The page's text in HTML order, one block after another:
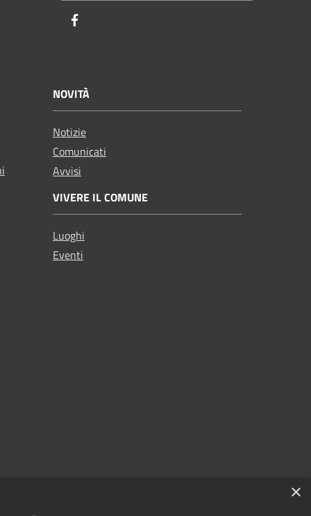
NOVITÀ
Notizie
Comunicati
Avvisi
VIVERE IL COMUNE
Luoghi
Eventi
×